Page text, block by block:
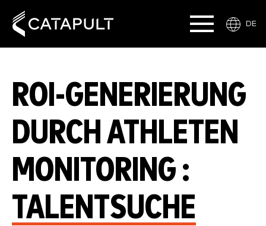
DE
ROI-GENERIERUNG
DURCH ATHLETEN
MONITORING :
TALENTSUCHE